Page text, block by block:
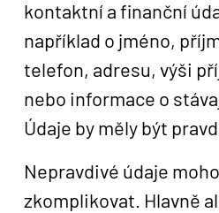
kontaktní a finanční
například o jméno,
telefon, adresu, výši
nebo informace o
Údaje by měly být
Nepravdivé údaje
zkomplikovat. Hlavně